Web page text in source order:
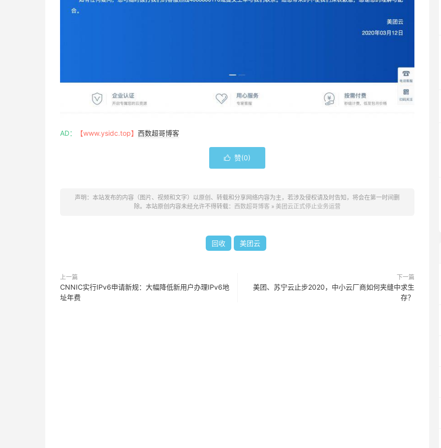
AD： 【www.ysidc.top】 西数超哥博客
 赞(0)
声明：本站发布的内容（图片、视频和文字）以原创、转载和分享网络内容为主，若涉及侵权请及时告知，将会在第一时间删
除。本站原创内容未经允许不得转载： 西数超哥博客 » 美团云正式停止业务运营
回收 美团云
上一篇
CNNIC实行IPv6申请新规：大幅降低新用户办理IPv6地
址年费
下一篇
美团、苏宁云止步2020，中小云厂商如何夹缝中求生
存？